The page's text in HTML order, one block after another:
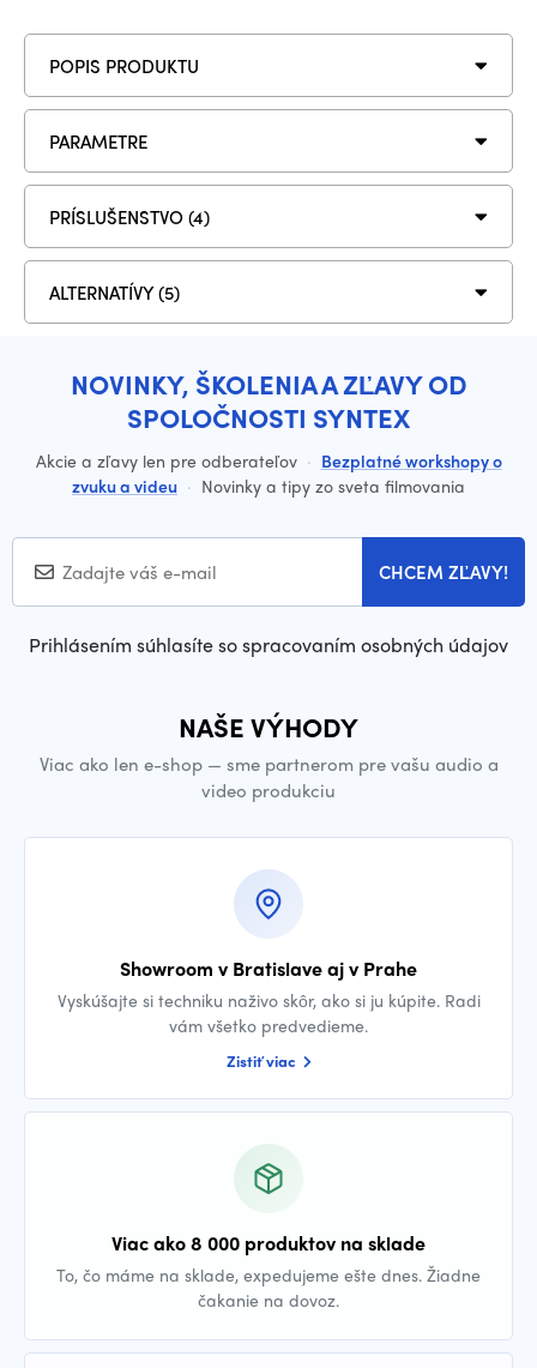
POPIS PRODUKTU
PARAMETRE
PRÍSLUŠENSTVO (4)
ALTERNATÍVY (5)
NOVINKY, ŠKOLENIA A ZĽAVY OD
SPOLOČNOSTI SYNTEX
Akcie a zľavy len pre odberateľov · Bezplatné workshopy o
zvuku a videu · Novinky a tipy zo sveta filmovania
CHCEM ZĽAVY!
Prihlásením súhlasíte so spracovaním osobných údajov
NAŠE VÝHODY
Viac ako len e-shop — sme partnerom pre vašu audio a
video produkciu
Showroom v Bratislave aj v Prahe
Vyskúšajte si techniku naživo skôr, ako si ju kúpite. Radi
vám všetko predvedieme.
Zistiť viac
Viac ako 8 000 produktov na sklade
To, čo máme na sklade, expedujeme ešte dnes. Žiadne
čakanie na dovoz.